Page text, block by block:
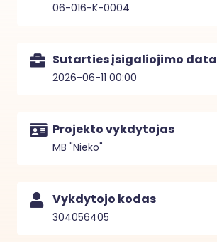
06-016-K-0004
Sutarties įsigaliojimo data
2026-06-11 00:00
Projekto vykdytojas
MB "Nieko"
Vykdytojo kodas
304056405